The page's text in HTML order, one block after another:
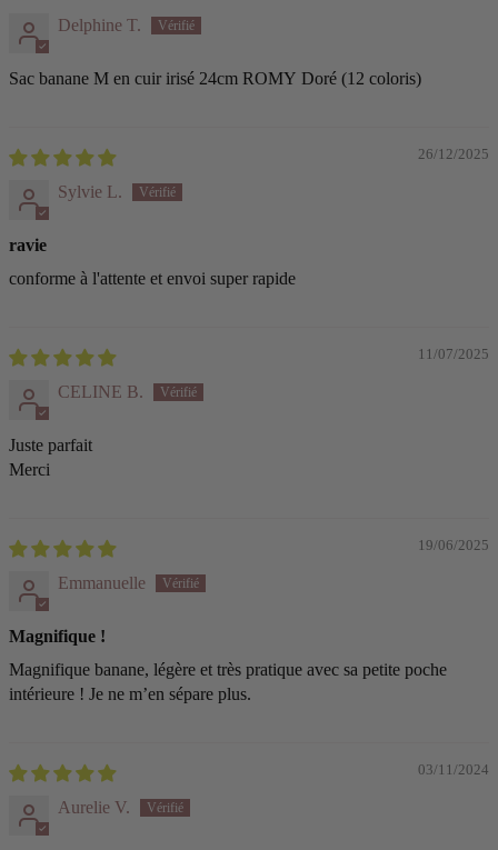
Delphine T.
Sac banane M en cuir irisé 24cm ROMY Doré (12 coloris)
26/12/2025
Sylvie L.
ravie
conforme à l'attente et envoi super rapide
11/07/2025
CELINE B.
Juste parfait
Merci
19/06/2025
Emmanuelle
Magnifique !
Magnifique banane, légère et très pratique avec sa petite poche
intérieure ! Je ne m’en sépare plus.
03/11/2024
Aurelie V.